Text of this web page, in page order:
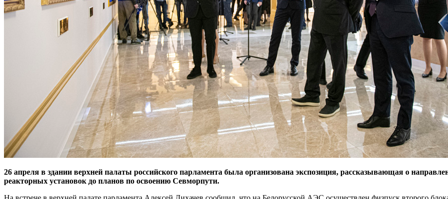
26 апреля в здании верхней палаты российского парламента была организована экспозиция, рассказывающая о
реакторных установок до планов по освоению Севморпути.